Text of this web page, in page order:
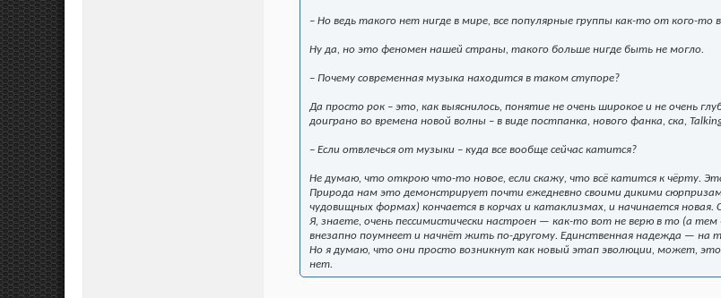
– Но ведь такого нет нигде в мире, все популярные группы как-то от кого-то
Ну да, но это феномен нашей страны, такого больше нигде быть не могло.
– Почему современная музыка находится в таком ступоре?
Да просто рок – это, как выяснилось, понятие не очень широкое и не очень
доиграно во времена новой волны – в виде постпанка, нового фанка, ска,
– Если отвлечься от музыки – куда все вообще сейчас катится?
Не думаю, что открою что-то новое, если скажу, что всё катится к чёрту.
Природа нам это демонстрирует почти ежедневно своими дикими
чудовищных формах) кончается в корчах и катаклизмах, и начинается
Я, знаете, очень пессимистически настроен — как-то вот не верю в то (а тем
внезапно поумнеет и начнёт жить по-другому. Единственная надежда —
Но я думаю, что они просто возникнут как новый этап эволюции, может,
нет.